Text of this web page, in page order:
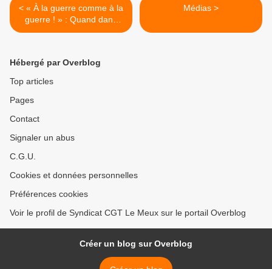
< « À la guerre comme à la
guerre ! » : Quand dans
une circulaire adressée aux
entreprises et les habitants
aux coupures de courant
courant janvier – Par Jean
Médias >
Hébergé par Overblog
Top articles
Pages
Contact
Signaler un abus
C.G.U.
Cookies et données personnelles
Préférences cookies
Voir le profil de Syndicat CGT Le Meux sur le portail Overblog
Créer un blog sur Overblog